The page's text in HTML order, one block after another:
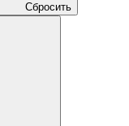
Сбросить